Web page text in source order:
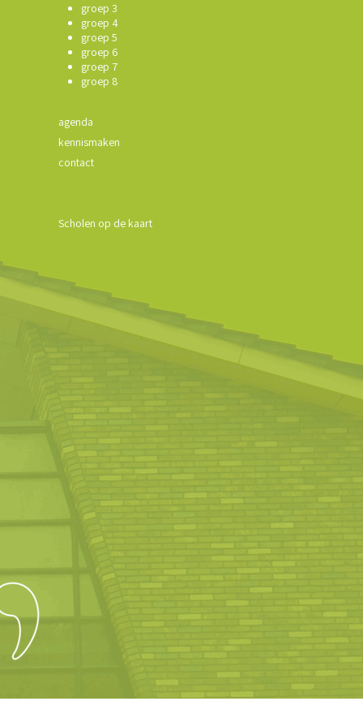
groep 3
groep 4
groep 5
groep 6
groep 7
groep 8
agenda
kennismaken
contact
Scholen op de kaart